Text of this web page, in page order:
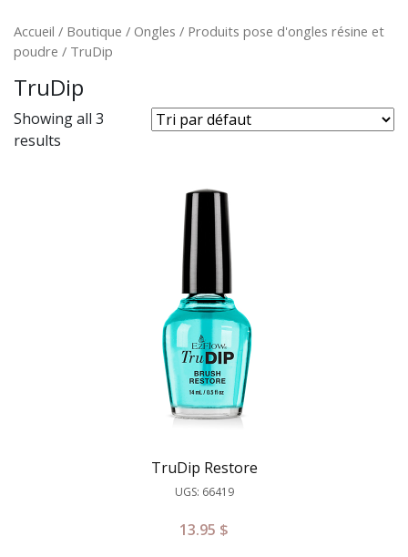
Accueil / Boutique / Ongles / Produits pose d'ongles résine et
poudre / TruDip
TruDip
Showing all 3
results
TruDip Restore
UGS: 66419
13.95 $